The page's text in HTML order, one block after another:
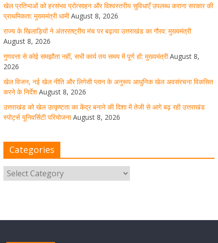
1 Comment
उत्तराखंड को खेल उत्कृष्टता का केंद्र बनाने की दिशा में तेजी से आगे
बढ़ रही उत्तराखंड स्पोर्ट्स यूनिवर्सिटी परियोजना
August 8, 2026 1 Comment
मुख्य सचिव ने कहा- कौशल विकास से संबंधित सभी विभाग एक
खेल प्रतिभाओं को हरसंभव प्रोत्साहन और विश्वस्तरीय सुविधाएँ उपलब्ध कराना सरकार की
प्राथमिकता: मुख्यमंत्री धामी August 8, 2026
राज्य के खिलाड़ियों ने अंतरराष्ट्रीय मंच पर बढ़ाया उत्तराखंड का गौरव: मुख्यमंत्री
August 8, 2026
गुणवत्ता से कोई समझौता नहीं, सभी कार्य तय समय में पूर्ण हों: मुख्यमंत्री August 8,
2026
खेल विजन, नई खेल नीति और लिगेसी प्लान के अनुरूप आधुनिक खेल अवसंरचना विकसित
करने के निर्देश August 8, 2026
उत्तराखंड को खेल उत्कृष्टता का केंद्र बनाने की दिशा में तेजी से आगे बढ़ रही उत्तराखंड
स्पोर्ट्स यूनिवर्सिटी परियोजना August 8, 2026
Categories